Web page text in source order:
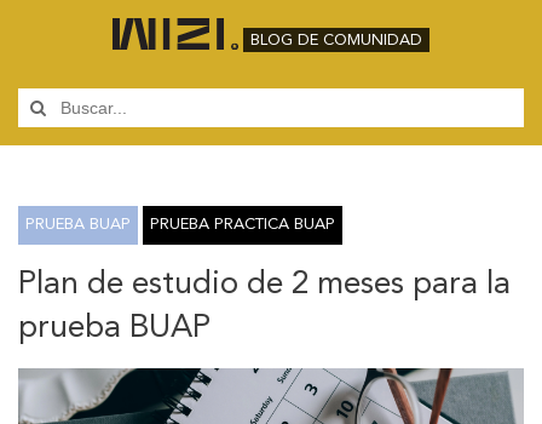
BLOG DE COMUNIDAD
PRUEBA BUAP PRUEBA PRACTICA BUAP
Plan de estudio de 2 meses para la
prueba BUAP